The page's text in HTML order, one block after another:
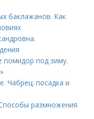
баклажанов. Как
помидор под зиму.
Чабрец: посадка и
размножения